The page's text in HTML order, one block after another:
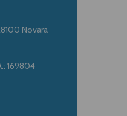
Novara
169804